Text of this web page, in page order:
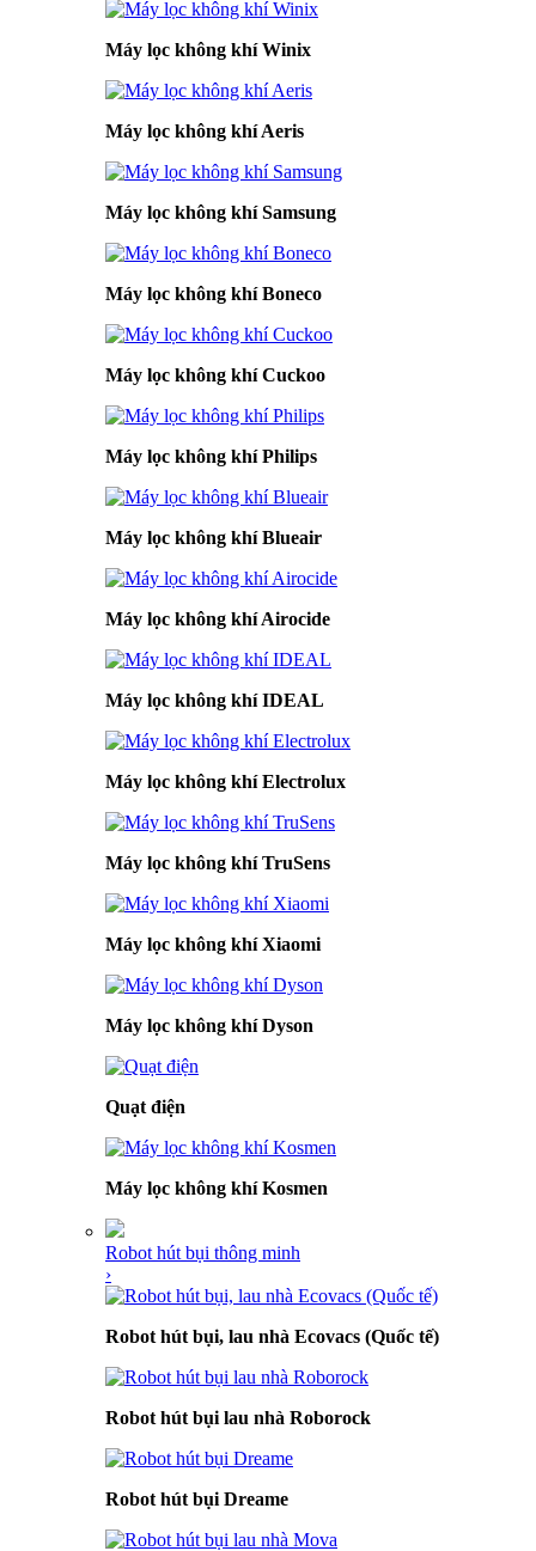
Máy lọc không khí Winix
Máy lọc không khí Aeris
Máy lọc không khí Samsung
Máy lọc không khí Boneco
Máy lọc không khí Cuckoo
Máy lọc không khí Philips
Máy lọc không khí Blueair
Máy lọc không khí Airocide
Máy lọc không khí IDEAL
Máy lọc không khí Electrolux
Máy lọc không khí TruSens
Máy lọc không khí Xiaomi
Máy lọc không khí Dyson
Quạt điện
Máy lọc không khí Kosmen
Robot hút bụi thông minh
›
Robot hút bụi, lau nhà Ecovacs (Quốc tế)
Robot hút bụi lau nhà Roborock
Robot hút bụi Dreame